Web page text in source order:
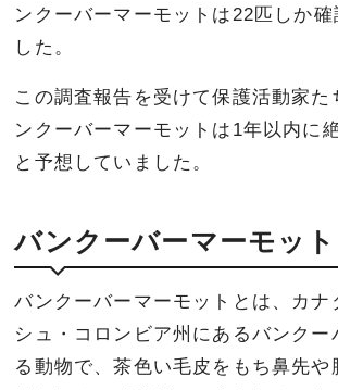
ンクーバーマーモットは22匹しか
した。
この調査報告を受けて保護活動家た
ンクーバーマーモットは1年以内に
と予想していました。
バンクーバーマーモッ
バンクーバーマーモットとは、カナ
シュ・コロンビア州にあるバンクー
る動物で、茶色い毛皮をもち鼻先や